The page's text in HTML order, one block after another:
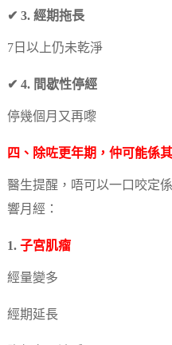
✔ 3. 經期拖長
7日以上仍未乾淨
✔ 4. 間歇性停經
停幾個月又再嚟
四、除咗更年期，仲可能係
醫生提醒，唔可以一口咬定
響月經：
1. 子宮肌瘤
經量變多
經期延長